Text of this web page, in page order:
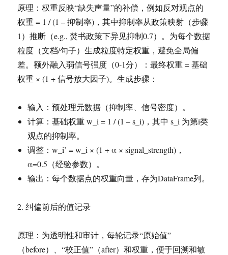
原理：权重反映“缺失声量”的补偿，例如反对观点的
权重 = 1 / (1 – 抑制率)，其中抑制率从政策映射（步骤
1）推断（e.g., 焚书政策下异见抑制0.7）。为每个数据
粒度（文档/句子）生成粒度特定权重，避免全局偏
差。额外融入弱信号强度（0-1分）：最终权重 = 基础
权重 × (1 + 信号放大因子)。生成步骤：
输入：预处理元数据（抑制率、信号密度）。
计算：基础权重 w_i = 1 / (1 – s_i)，其中 s_i 为第i类
观点的抑制率。
调整：w_i’ = w_i × (1 + α × signal_strength)，
α=0.5（经验参数）。
输出：每个数据点的权重向量，存为DataFrame列。
2. 纠偏前后的值记录
原理：为透明性和审计，每轮记录“原始值”
（before）、“校正值”（after）和权重，便于回溯和敏